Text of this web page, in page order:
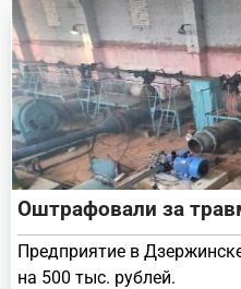
Оштрафовали за
Предприятие в
на 500 тыс. рублей.